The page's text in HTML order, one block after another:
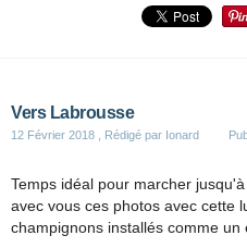
Vers Labrousse
12 Février 2018 , Rédigé par Ionard
Temps idéal pour marcher
avec vous ces photos avec cette
champignons installés comme un